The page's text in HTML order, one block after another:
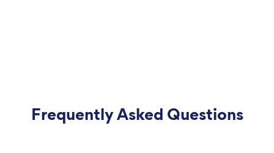
Frequently Asked Questions